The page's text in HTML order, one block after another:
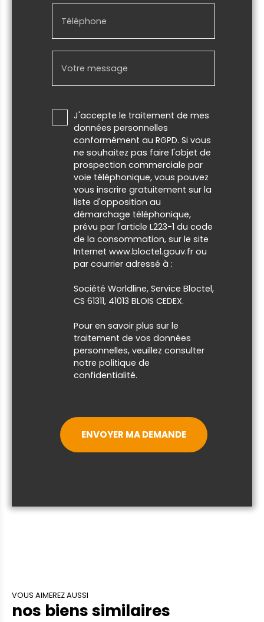
Téléphone
Votre message
J'accepte le traitement de mes
données personnelles
conformément au RGPD. Si vous
ne souhaitez pas faire l'objet de
prospection commerciale par
voie téléphonique, vous pouvez
vous inscrire gratuitement sur la
liste d'opposition au
démarchage téléphonique,
prévu par l'article L223-1 du code
de la consommation, sur le site
Internet www.bloctel.gouv.fr ou
par courrier adressé à :
Société Worldline, Service Bloctel,
CS 61311, 41013 BLOIS CEDEX.
Pour en savoir plus sur le
traitement de vos données
personnelles, veuillez consulter
notre politique de
confidentialité.
ENVOYER MA DEMANDE
VOUS AIMEREZ AUSSI
nos biens similaires